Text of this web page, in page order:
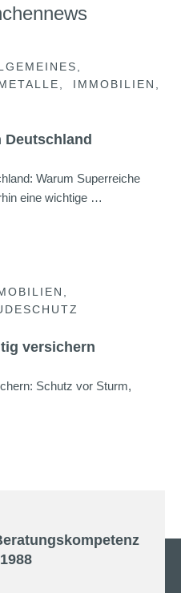
IMMOBILIEN
Deutschland
Warum Superreiche
eine wichtige …
versichern
Schutz vor Sturm,